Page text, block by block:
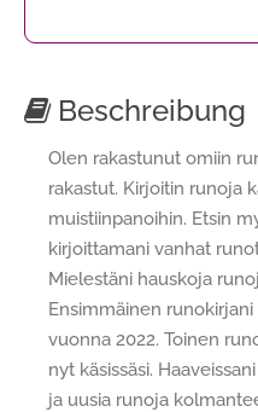
Beschreibung
Olen rakastunut omiin
rakastut. Kirjoitin runoja
muistiinpanoihin. Etsin
kirjoittamani vanhat
Mielestäni hauskoja
Ensimmäinen
vuonna 2022. Toinen
nyt käsissäsi.
ja uusia runoja